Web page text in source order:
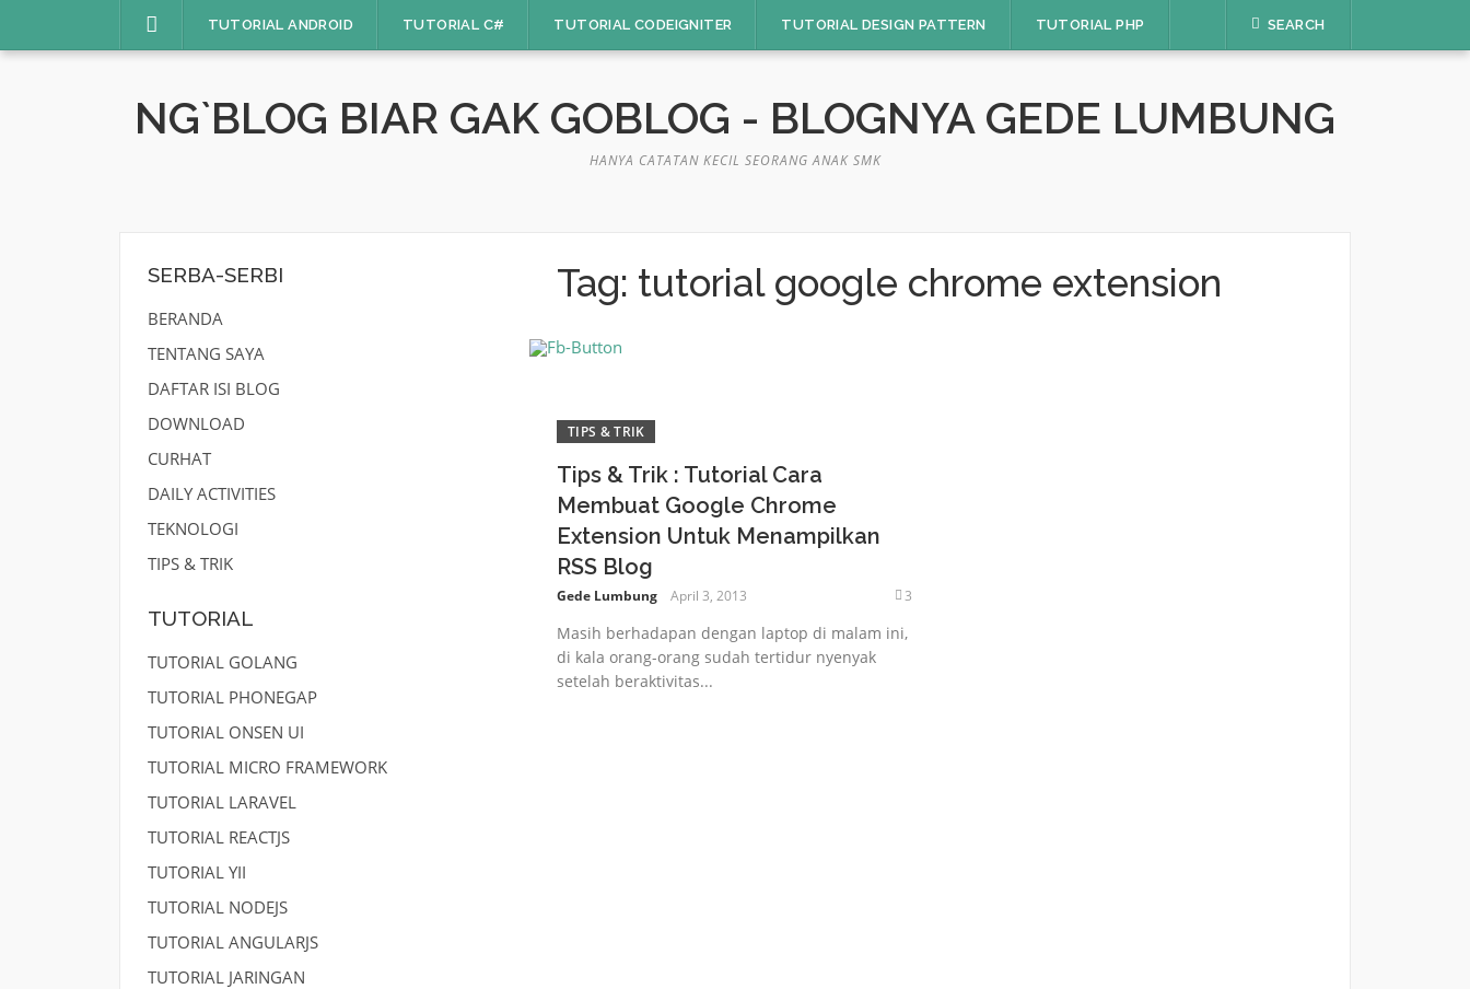
TUTORIAL ANDROID TUTORIAL C# TUTORIAL CODEIGNITER TUTORIAL DESIGN PATTERN TUTORIAL PHP SEARCH
NG`BLOG BIAR GAK GOBLOG - BLOGNYA GEDE LUMBUNG
HANYA CATATAN KECIL SEORANG ANAK SMK
Tag: tutorial google chrome extension
TIPS & TRIK
Tips & Trik : Tutorial Cara
Membuat Google Chrome
Extension Untuk Menampilkan
RSS Blog
Gede Lumbung April 3, 2013 3
Masih berhadapan dengan laptop di malam ini,
di kala orang-orang sudah tertidur nyenyak
setelah beraktivitas...
SERBA-SERBI
BERANDA
TENTANG SAYA
DAFTAR ISI BLOG
DOWNLOAD
CURHAT
DAILY ACTIVITIES
TEKNOLOGI
TIPS & TRIK
TUTORIAL
TUTORIAL GOLANG
TUTORIAL PHONEGAP
TUTORIAL ONSEN UI
TUTORIAL MICRO FRAMEWORK
TUTORIAL LARAVEL
TUTORIAL REACTJS
TUTORIAL YII
TUTORIAL NODEJS
TUTORIAL ANGULARJS
TUTORIAL JARINGAN